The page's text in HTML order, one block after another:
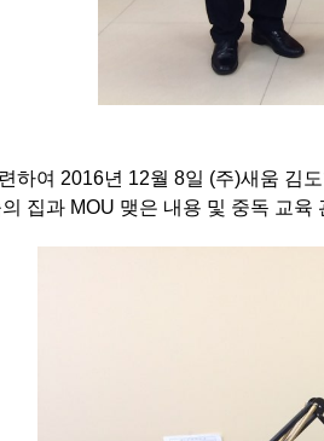
하여 2016년 12월 8일 (주)새움 김
집과 MOU 맺은 내용 및 중독 교육